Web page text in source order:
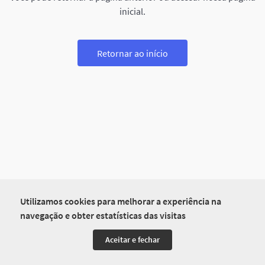
Utilizamos cookies para melhorar a experiência na
navegação e obter estatísticas das visitas
Aceitar e fechar
inicial.
Retornar ao início